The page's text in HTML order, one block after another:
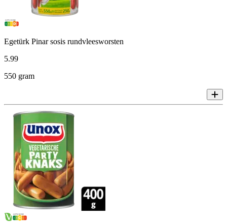
Egetürk Pinar sosis rundvleesworsten
5.99
550 gram